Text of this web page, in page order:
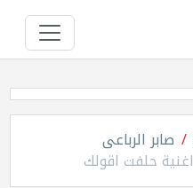
صابر الرباعى
اغنية حلفت اقولك